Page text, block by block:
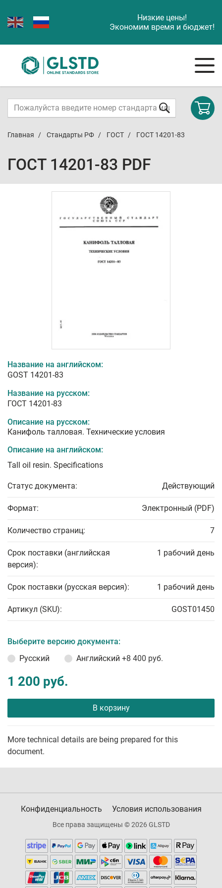
Низкие цены!
Экономим время и бюджет!
Главная Стандарты РФ ГОСТ ГОСТ 14201-83
ГОСТ 14201-83 PDF
Название на английском:
GOST 14201-83
Название на русском:
ГОСТ 14201-83
Описание на русском:
Канифоль талловая. Технические условия
Описание на английском:
Tall oil resin. Specifications
Статус документа: Действующий
Формат: Электронный (PDF)
Количество страниц: 7
Срок поставки (английская
версия):
1 рабочий день
Срок поставки (русская версия): 1 рабочий день
Артикул (SKU): GOST01450
Выберите версию документа:
Русский
Английский +8 400 руб.
1 200 руб.
В корзину
More technical details are being prepared for this
document.
Конфиденциальность Условия использования
Все права защищены © 2026 GLSTD